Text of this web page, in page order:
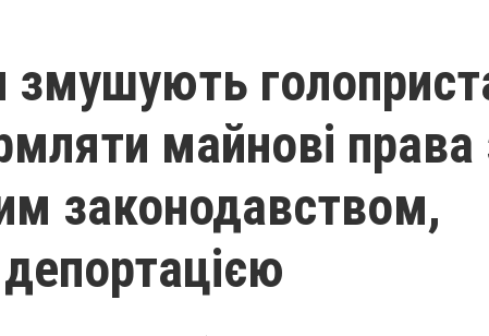
змушують
майнові права
законодавством,